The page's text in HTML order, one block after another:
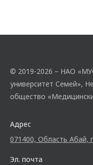
© 2019-2026 – НАО
университет Семей»,
общество
Адрес
071400, Область Абай,
Эл. почта